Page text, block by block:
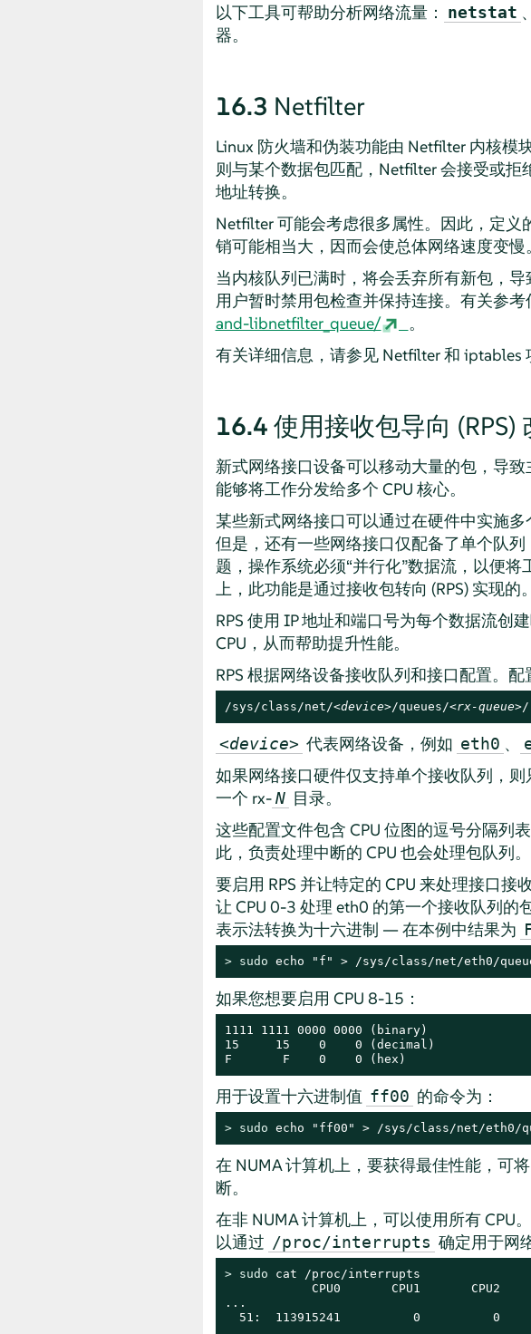
以下工具可帮助分析网络流量：
netstat 、
器。
16.3 Netfilter
Linux 防火墙和伪装功能由 Netfilter 内核模
则与某个数据包匹配，Netfilter 会接受或
地址转换。
Netfilter 可能会考虑很多属性。因此，定
销可能相当大，因而会使总体网络速度变慢。
当内核队列已满时，将会丢弃所有新包，
用户暂时禁用包检查并保持连接。有关参考
and-libnetfilter_queue/
。
有关详细信息，请参见 Netfilter 和 iptables
16.4 使用接收包导向 (RPS)
新式网络接口设备可以移动大量的包，导
能够将工作分发给多个 CPU 核心。
某些新式网络接口可以通过在硬件中实施多
但是，还有一些网络接口仅配备了单个队
题，操作系统必须“并行化”数据流，以便将
上，此功能是通过接收包转向 (RPS) 实现的
RPS 使用 IP 地址和端口号为每个数据流创
CPU，从而帮助提升性能。
RPS 根据网络设备接收队列和接口配置。配
/sys/class/net/<device>/queues/<rx-queue>/
<device> 代表网络设备，例如 eth0 、
如果网络接口硬件仅支持单个接收队列，则
一个 rx- N 目录。
这些配置文件包含 CPU 位图的逗号分隔列
此，负责处理中断的 CPU 也会处理包队列。
要启用 RPS 并让特定的 CPU 来处理接口
让 CPU 0-3 处理 eth0 的第一个接收队列的
表示法转换为十六进制 — 在本例中结果为
> sudo echo "f" > /sys/class/net/eth0/
如果您想要启用 CPU 8-15：
1111 1111 0000 0000 (binary)
15     15    0    0 (decimal)
F       F    0    0 (hex)
用于设置十六进制值 ff00 的命令为：
> sudo echo "ff00" > /sys/class/net/eth0/
在 NUMA 计算机上，要获得最佳性能，可
断。
在非 NUMA 计算机上，可以使用所有 CPU
以通过 /proc/interrupts 确定用于网
> sudo cat /proc/interrupts
CPU0       CPU1       CPU2
...
51:  113915241          0          0